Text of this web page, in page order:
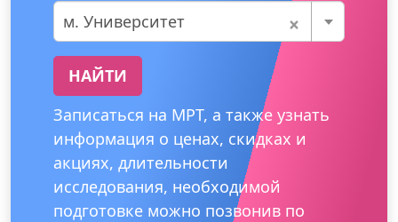
×
м. Университет
НАЙТИ
Записаться на МРТ, а также узнать
информация о ценах, скидках и
акциях, длительности
исследования, необходимой
подготовке можно позвонив по